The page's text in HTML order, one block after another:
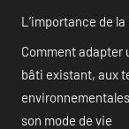
L’importance de
Comment adapter
bâti existant, aux
son mode de vie